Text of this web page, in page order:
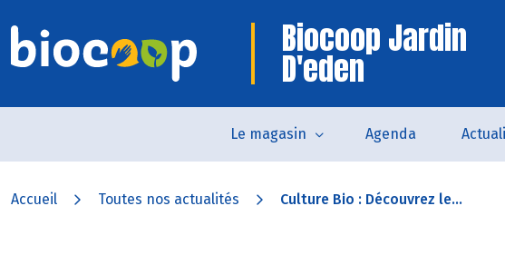
Biocoop Jardin
D'eden
Le magasin Agenda
Accueil Toutes nos actualités Culture Bio : Découvrez le...